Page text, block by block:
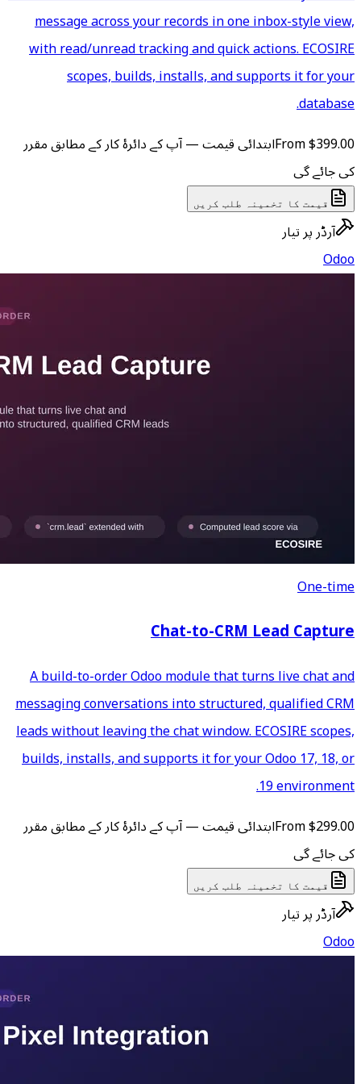
message across your
with read/unread tracking
scopes, builds,
آپ کے دائرۂ کار کے مطابق مقرر
Chat-
A build-to-order Odoo
messaging conversations
leads without leaving the chat
builds, installs, and
آپ کے دائرۂ کار کے مطابق مقرر